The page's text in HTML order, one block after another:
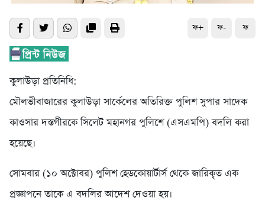
ফ+ ফ- ফ
কুলাউড়া প্রতিনিধি:
মৌলভীবাজারের কুলাউড়া সার্কেলের অতিরিক্ত পুলিশ সুপার সাদেক
কাওসার দস্তগীরকে সিলেট মহানগর পুলিশে (এসএমপি) বদলি করা
হয়েছে।
সোমবার (১০ অক্টোবর) পুলিশ হেডকোয়ার্টার্স থেকে জারিকৃত এক
প্রজ্ঞাপনে তাকে এ বদলির আদেশ দেওয়া হয়।